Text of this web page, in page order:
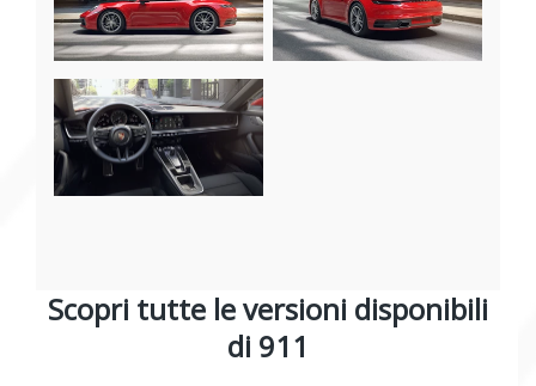
Scopri tutte le versioni disponibili
di 911